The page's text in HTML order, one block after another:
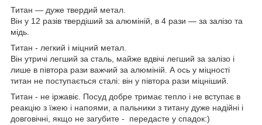
Титан — дуже твердий метал.
Він у 12 разів твердіший за алюміній, в 4 рази — за залізо та
мідь.
Титан - легкий і міцний метал.
Він утричі легший за сталь, майже вдвічі легший за залізо і
лише в півтора рази важчий за алюміній. А ось у міцності
титан не поступається сталі: він у півтора рази міцніший.
Титан - не іржавіє. Посуд добре тримає тепло і не вступає в
реакцію з їжею і напоями, а пальники з титану дуже надійні і
довговічні, якщо не загубите - передасте у спадок:)